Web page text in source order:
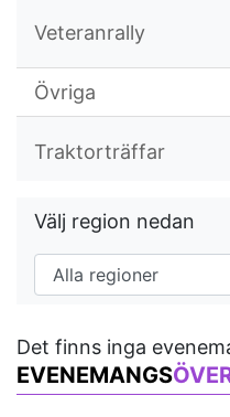
Veteranrally
Övriga
Traktorträffar
Välj region nedan
Det finns inga
EVENEMANGS